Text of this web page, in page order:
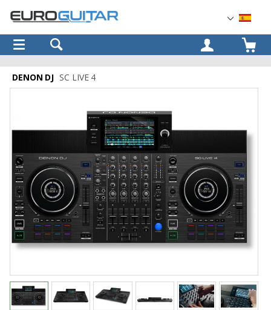
OK
DENON DJ SC LIVE 4